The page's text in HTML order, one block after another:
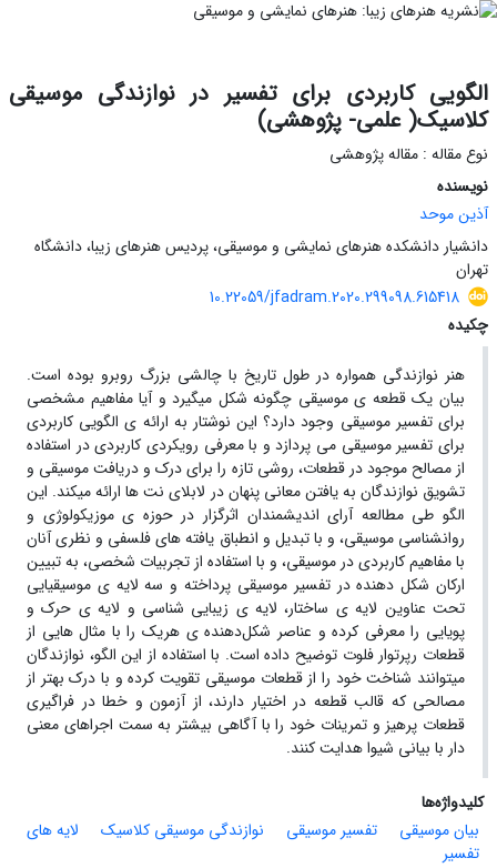
الگویی کاربردی برای تفسیر در نوازندگی موسیقی
کلاسیک( علمی- پژوهشی)
نوع مقاله : مقاله پژوهشی
نویسنده
آذین موحد
دانشیار دانشکده هنرهای نمایشی و موسیقی، پردیس هنرهای زیبا، دانشگاه
تهران
10.22059/jfadram.2020.299098.615418
چکیده
هنر نوازندگی همواره در طول تاریخ با چالشی بزرگ روبرو بوده است.
بیان یک قطعه ی موسیقی چگونه شکل میگیرد و آیا مفاهیم مشخصی
برای تفسیر موسیقی وجود دارد؟ این نوشتار به ارائه ی الگویی کاربردی
برای تفسیر موسیقی می پردازد و با معرفی رویکردی کاربردی در استفاده
از مصالح موجود در قطعات، روشی تازه را برای درک و دریافت موسیقی و
تشویق نوازندگان به یافتن معانی پنهان در لابلای نت ها ارائه میکند. این
الگو طی مطالعه آرای اندیشمندان اثرگزار در حوزه ی موزیکولوژی و
روانشناسی موسیقی، و با تبدیل و انطباق یافته های فلسفی و نظری آنان
با مفاهیم کاربردی در موسیقی، و با استفاده از تجربیات شخصی، به تبیین
ارکان شکل دهنده در تفسیر موسیقی پرداخته و سه لایه ی موسیقیایی
تحت عناوین لایه ی ساختار، لایه ی زیبایی شناسی و لایه ی حرک و
پویایی را معرفی کرده و عناصر شکل‌دهنده ی هریک را با مثال هایی از
قطعات رپرتوار فلوت توضیح داده است. با استفاده از این الگو، نوازندگان
میتوانند شناخت خود را از قطعات موسیقی تقویت کرده و با درک بهتر از
مصالحی که قالب قطعه در اختیار دارند، از آزمون و خطا در فراگیری
قطعات پرهیز و تمرینات خود را با آگاهی بیشتر به سمت اجراهای معنی
دار با بیانی شیوا هدایت کنند.
کلیدواژه‌ها
بیان موسیقی
تفسیر موسیقی نوازندگی موسیقی کلاسیک
لایه های
تفسیر